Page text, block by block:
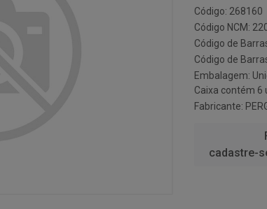
Código: 268160
Código NCM:
Código de
Código de
Embalagem:
Caixa contém 6
Fabricante:
cadastre-